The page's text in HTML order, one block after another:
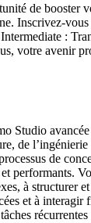
de booster
Inscrivez-
:
votre avenir
Studio avancée
de
de
performants.
à structurer
et à